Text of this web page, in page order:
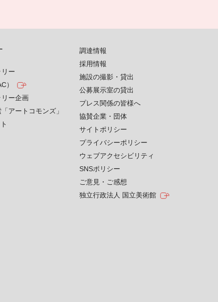
ー
）
ー企画
アートコモンズ」
調達情報
採用情報
施設の撮影・貸出
公募展示室の貸出
プレス関係の皆様へ
協賛企業・団体
サイトポリシー
プライバシーポリシー
ウェブアクセシビリティ
SNSポリシー
ご意見・ご感想
独立行政法人 国立美術館